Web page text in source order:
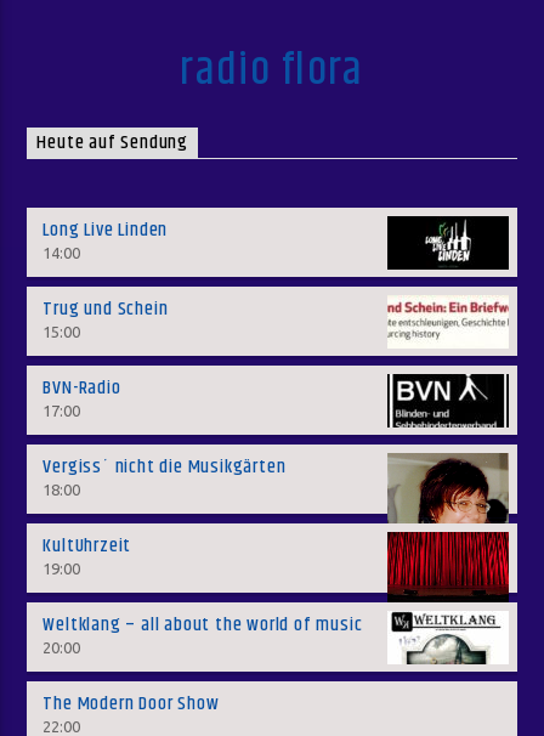
radio flora
Heute auf Sendung
Long Live Linden
14:00
Trug und Schein
15:00
BVN-Radio
17:00
Vergiss´ nicht die Musikgärten
18:00
KultUhrzeit
19:00
Weltklang – all about the world of music
20:00
The Modern Door Show
22:00